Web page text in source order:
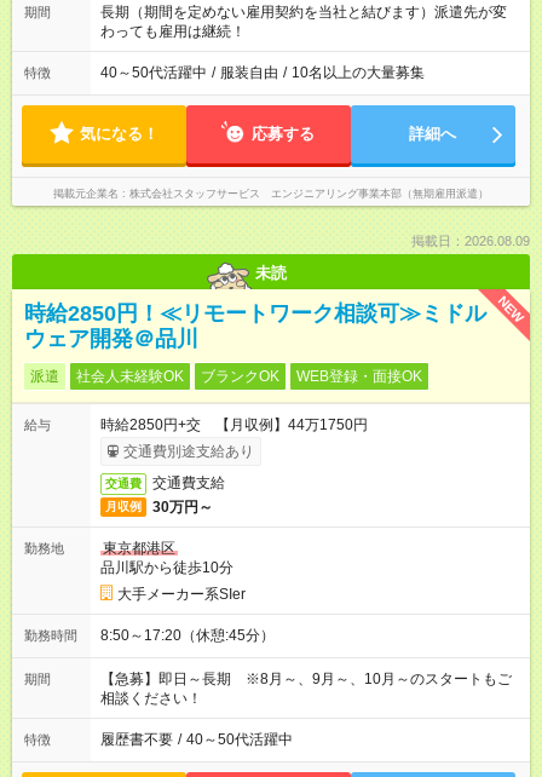
改革に全社をあげて取り組んでいます。
期間
長期（期間を定めない雇用契約を当社と結びます）派遣先が変
わっても雇用は継続！
特徴 40～50代活躍中 / 服装自由 / 10名以上の大量募集
気になる！ 応募する 詳細へ
掲載元企業名 株式会社スタッフサービス エンジニアリング事業本部（無期雇用派遣）
掲載日：2026.08.09
未読
NEW
時給2850円！≪リモートワーク相談可≫ミドル
ウェア開発＠品川
派遣 社会人未経験OK ブランクOK WEB登録・面接OK
給与
時給2850円+交 【月収例】44万1750円
交通費別途支給あり
交通費 交通費支給
月収例 30万円～
勤務地
東京都港区
品川駅から徒歩10分
大手メーカー系SIer
勤務時間 8:50～17:20（休憩:45分）
期間
【急募】即日～長期 ※8月～、9月～、10月～のスタートもご
相談ください！
特徴 履歴書不要 / 40～50代活躍中